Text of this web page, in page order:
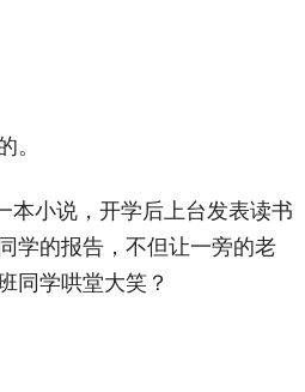
。
本小说，开学后上台发表读书
学的报告，不但让一旁的老
同学哄堂大笑？